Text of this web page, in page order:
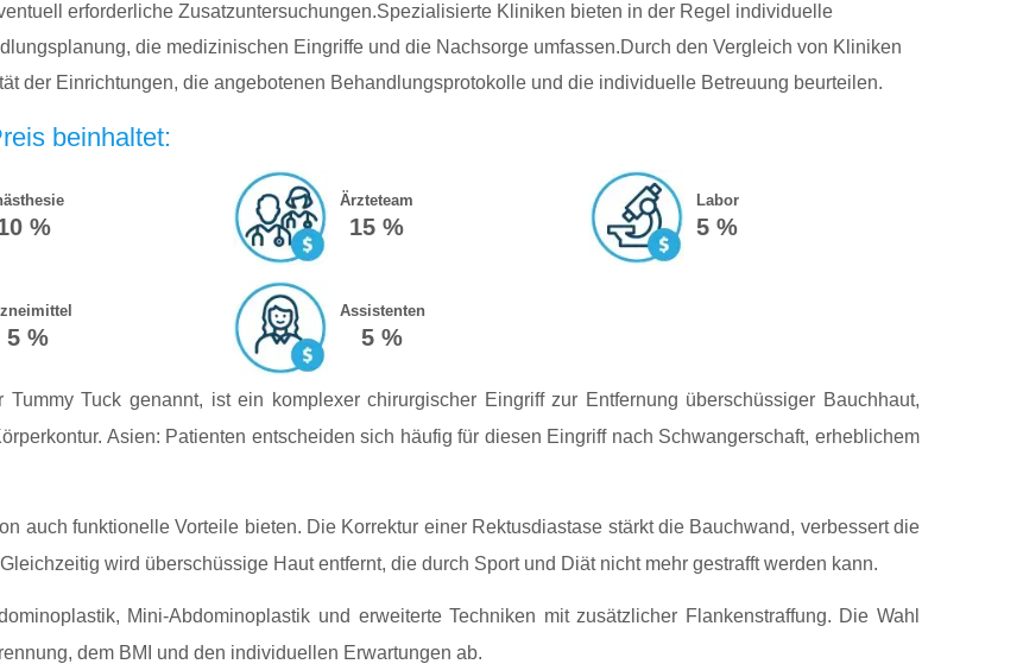
erforderliche Zusatzuntersuchungen.Spezialisierte Kliniken bieten in der Regel individuelle
die medizinischen Eingriffe und die Nachsorge umfassen.Durch den Vergleich von Kliniken
der Einrichtungen, die angebotenen Behandlungsprotokolle und die individuelle Betreuung beurteilen.
beinhaltet:
%
Ärzteteam
15 %
Labor
5 %
5 %
Assistenten
5 %
Tuck genannt, ist ein komplexer chirurgischer Eingriff zur Entfernung überschüssiger Bauchhaut,
Asien: Patienten entscheiden sich häufig für diesen Eingriff nach Schwangerschaft, erheblichem
auch funktionelle Vorteile bieten. Die Korrektur einer Rektusdiastase stärkt die Bauchwand, verbessert die
wird überschüssige Haut entfernt, die durch Sport und Diät nicht mehr gestrafft werden kann.
Mini-Abdominoplastik und erweiterte Techniken mit zusätzlicher Flankenstraffung. Die Wahl
dem BMI und den individuellen Erwartungen ab.